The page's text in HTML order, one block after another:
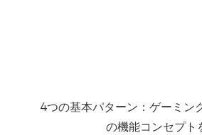
4つの基本パターン：ゲーミン
の機能コンセプト